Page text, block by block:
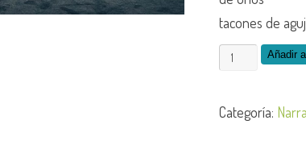
tacones de
Txarol
edición
Añadir
Categoría: